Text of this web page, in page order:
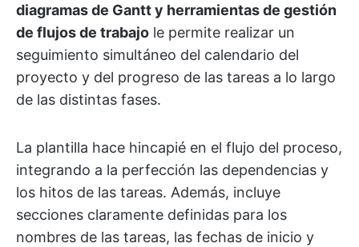
diagramas de Gantt y herramientas de gestión
de flujos de trabajo le permite realizar un
seguimiento simultáneo del calendario del
proyecto y del progreso de las tareas a lo largo
de las distintas fases.
La plantilla hace hincapié en el flujo del proceso,
integrando a la perfección las dependencias y
los hitos de las tareas. Además, incluye
secciones claramente definidas para los
nombres de las tareas, las fechas de inicio y